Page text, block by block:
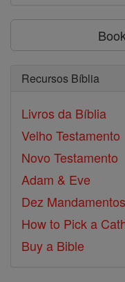
Recursos Bíblia
Livros da Bíblia
Velho Testamento
Novo Testamento
Adam & Eve
Dez Mandamentos
How to Pick a
Buy a Bible